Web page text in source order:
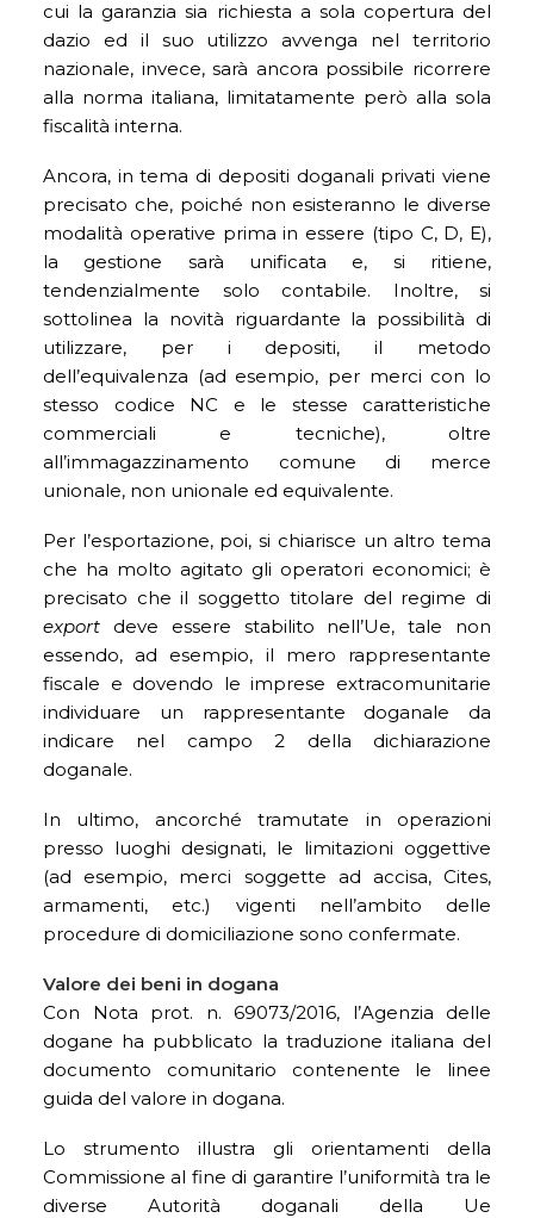
cui la garanzia sia richiesta a sola copertura del
dazio ed il suo utilizzo avvenga nel territorio
nazionale, invece, sarà ancora possibile ricorrere
alla norma italiana, limitatamente però alla sola
fiscalità interna.
Ancora, in tema di depositi doganali privati viene
precisato che, poiché non esisteranno le diverse
modalità operative prima in essere (tipo C, D, E),
la gestione sarà unificata e, si ritiene,
tendenzialmente solo contabile. Inoltre, si
sottolinea la novità riguardante la possibilità di
utilizzare, per i depositi, il metodo
dell’equivalenza (ad esempio, per merci con lo
stesso codice NC e le stesse caratteristiche
commerciali e tecniche), oltre
all’immagazzinamento comune di merce
unionale, non unionale ed equivalente.
Per l’esportazione, poi, si chiarisce un altro tema
che ha molto agitato gli operatori economici; è
precisato che il soggetto titolare del regime di
export deve essere stabilito nell’Ue, tale non
essendo, ad esempio, il mero rappresentante
fiscale e dovendo le imprese extracomunitarie
individuare un rappresentante doganale da
indicare nel campo 2 della dichiarazione
doganale.
In ultimo, ancorché tramutate in operazioni
presso luoghi designati, le limitazioni oggettive
(ad esempio, merci soggette ad accisa, Cites,
armamenti, etc.) vigenti nell’ambito delle
procedure di domiciliazione sono confermate.
Valore dei beni in dogana
Con Nota prot. n. 69073/2016, l’Agenzia delle
dogane ha pubblicato la traduzione italiana del
documento comunitario contenente le linee
guida del valore in dogana.
Lo strumento illustra gli orientamenti della
Commissione al fine di garantire l’uniformità tra le
diverse Autorità doganali della Ue